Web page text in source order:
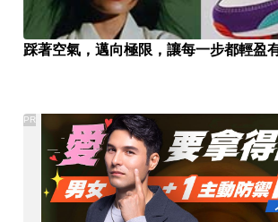
踩著空氣，邁向極限，讓每一步都輕盈
PR